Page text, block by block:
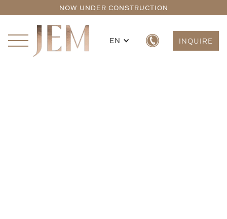
EN INQUIRE
NOW UNDER CONSTRUCTION